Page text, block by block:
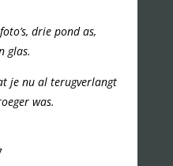
drie pond as,
glas.
je nu al terugverlangt
was.